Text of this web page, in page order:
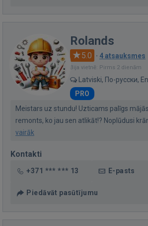
Rolands
5.0 · 4 atsauksmes
Bija vietnē: Pirms 2 dienām
Latviski, По-русски,
PRO
Meistars uz stundu! Uzticams palīgs
remonts, ko jau sen atlikāt!? Noplūdusi
vairāk
Kontakti
+371 *** *** 13 E-pasts
Piedāvāt pasūtījumu